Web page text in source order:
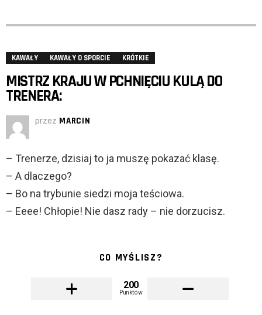
KAWAŁY KAWAŁY O SPORCIE KRÓTKIE
MISTRZ KRAJU W PCHNIĘCIU KULĄ DO
TRENERA:
przez MARCIN
– Trenerze, dzisiaj to ja muszę pokazać klasę.
– A dlaczego?
– Bo na trybunie siedzi moja teściowa.
– Eeee! Chłopie! Nie dasz rady – nie dorzucisz.
CO MYŚLISZ?
200
Punktów